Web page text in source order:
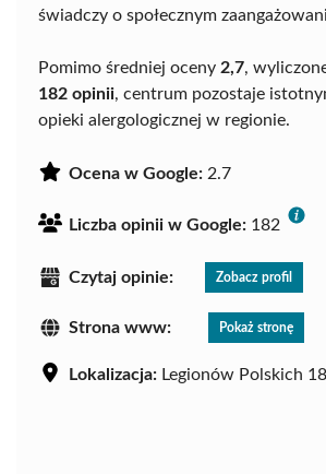
świadczy o społecznym
Pomimo średniej oceny 2,7,
182 opinii, centrum pozostaje
opieki alergologicznej w regionie.
Ocena w Google: 2.7
Liczba opinii w Google: 182
Czytaj opinie: Zobacz profil
Strona www: Pokaż stronę
Lokalizacja: Legionów Polskich